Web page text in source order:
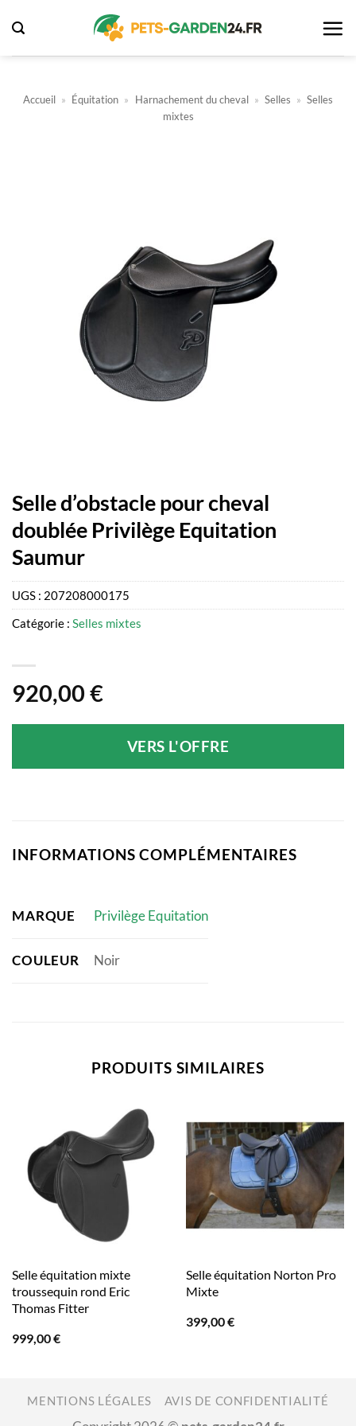
au
contenu
Accueil » Équitation » Harnachement du cheval » Selles » Selles
mixtes
Selle d’obstacle pour cheval
doublée Privilège Equitation
Saumur
920,00 €
VERS L'OFFRE
UGS : 207208000175
Catégorie : Selles mixtes
INFORMATIONS COMPLÉMENTAIRES
MARQUE Privilège Equitation
COULEUR Noir
PRODUITS SIMILAIRES
Selle équitation mixte
troussequin rond Eric
Thomas Fitter
999,00€
Selle équitation Norton Pro
Mixte
399,00€
MENTIONS LÉGALES AVIS DE CONFIDENTIALITÉ